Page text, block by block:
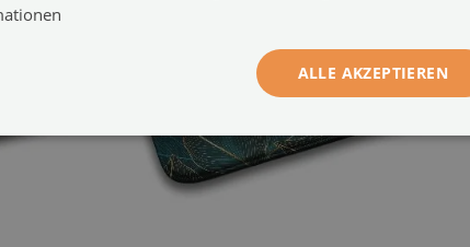
ALLE AKZEPTIEREN